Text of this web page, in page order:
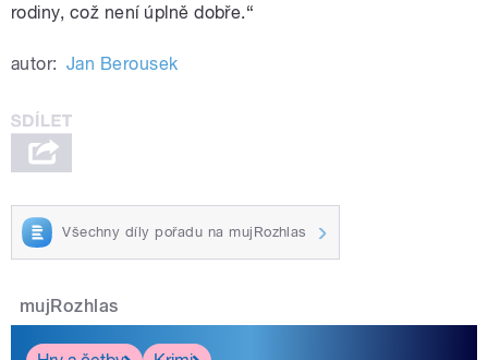
rodiny, což není úplně dobře.“
autor: Jan Berousek
Všechny díly pořadu na mujRozhlas
mujRozhlas